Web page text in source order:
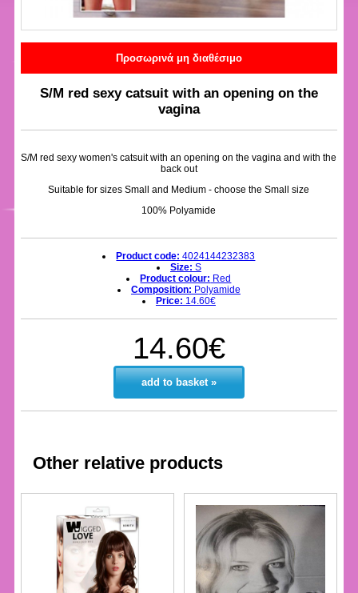
Προσωρινά μη διαθέσιμο
S/M red sexy catsuit with an opening on the
vagina
S/M red sexy women's catsuit with an opening on the vagina and with the
back out
Suitable for sizes Small and Medium - choose the Small size
100% Polyamide
Product code: 4024144232383
Size: S
Product colour: Red
Composition: Polyamide
Price: 14.60€
14.60€
add to basket »
Other relative products